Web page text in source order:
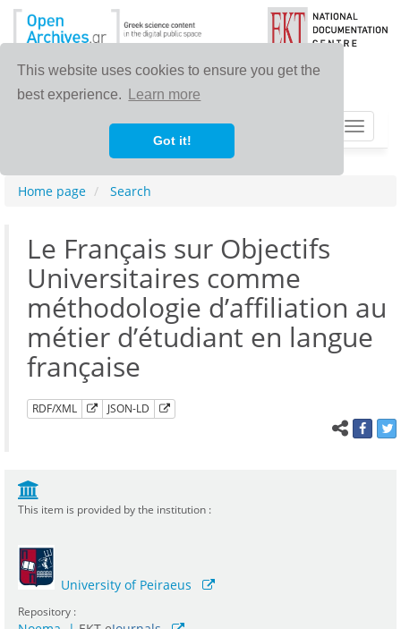
This website uses cookies to ensure you get the
best experience.
Learn more
Got it!
Toggle
Home page Search
Le Français sur Objectifs
Universitaires comme
méthodologie d’affiliation au
métier d’étudiant en langue
française
RDF/XML JSON-LD
This item is provided by the institution :
University of Peiraeus
Repository :